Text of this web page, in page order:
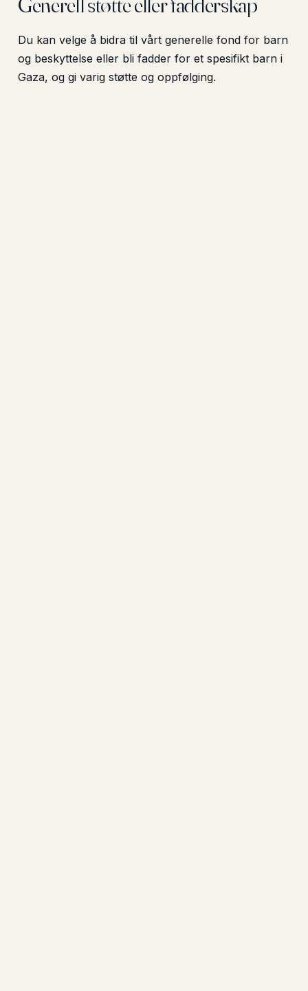
Du kan velge å bidra til vårt generelle fond for barn
og beskyttelse eller bli fadder for et spesifikt barn i
Gaza, og gi varig støtte og oppfølging.